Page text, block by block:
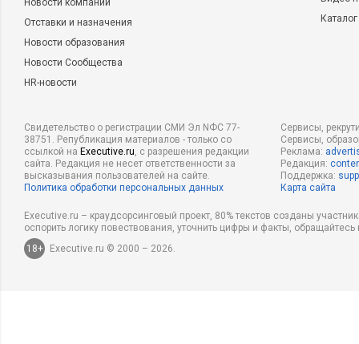
до половины топ-менеджеров в первое время и до 3/4 в
Внутренние директора могут быть заинтересованы в
место Management Buy Out – выкуп бизнеса менеджментом.
Executive.ru:
С.Е.:
Такая сделка совершенно точно относится к
потому что покупка должна быть встроена в стратегию
покупать не просто активы, которые есть на рынке по
стратегически ценные и синергичные части бизнеса:
определенные регионы, целевую аудиторию, и так далее.
Executive.ru:Таким образом, есть основания
Новости компаний
Отставки и назначения
Новости образования
Новости Сообщества
HR-новости
Свидетельство о регистрации СМИ Эл NФС 77-
38751. Републикация материалов - только со
ссылкой на Executive.ru, с разрешения редакции
сайта. Редакция не несет ответственности за
высказывания пользователей на сайте.
Политика обработки персональных данных
Сервисы,
Сервисы,
Реклама:
Редакция:
Поддержка:
Карта сайта
Executive.ru – краудсорсинговый проект, 80% текстов созданы
оспорить логику повествования, уточнить цифры и факты,
18+
Executive.ru © 2000 – 2026.